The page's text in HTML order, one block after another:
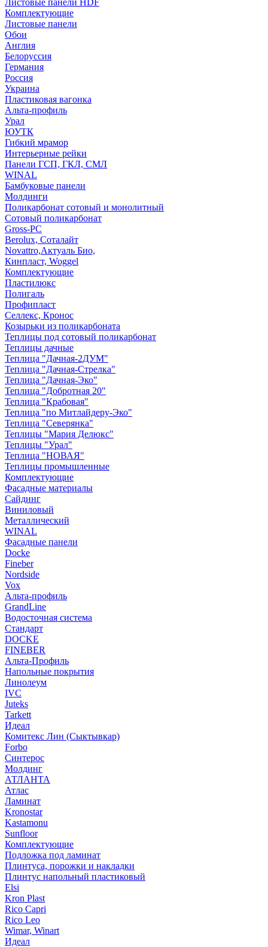
Листовые панели HDF
Комплектующие
Листовые панели
Обои
Англия
Белоруссия
Германия
Россия
Украина
Пластиковая вагонка
Альта-профиль
Урал
ЮУТК
Гибкий мрамор
Интерьерные рейки
Панели ГСП, ГКЛ, СМЛ
WINAL
Бамбуковые панели
Молдинги
Поликарбонат сотовый и монолитный
Сотовый поликарбонат
Gross-PC
Berolux, Соталайт
Novattro,Актуаль Био,
Кинпласт, Woggel
Комплектующие
Пластилюкс
Полигаль
Профипласт
Селлекс, Кронос
Козырьки из поликарбоната
Теплицы под сотовый поликарбонат
Теплицы дачные
Теплица "Дачная-2ДУМ"
Теплица "Дачная-Стрелка"
Теплица "Дачная-Эко"
Теплица "Добротная 20"
Теплица "Крабовая"
Теплица "по Митлайдеру-Эко"
Теплица "Северянка"
Теплицы "Мария Делюкс"
Теплицы "Урал"
Теплица "НОВАЯ"
Теплицы промышленные
Комплектующие
Фасадные материалы
Сайдинг
Виниловый
Металлический
WINAL
Фасадные панели
Docke
Fineber
Nordside
Vox
Альта-профиль
GrandLine
Водосточная система
Стандарт
DOCKE
FINEBER
Альта-Профиль
Напольные покрытия
Линолеум
IVC
Juteks
Tarkett
Идеал
Комитекс Лин (Сыктывкар)
Forbo
Синтерос
Молдинг
АТЛАНТА
Атлас
Ламинат
Kronostar
Kastamonu
Sunfloor
Комплектующие
Подложка под ламинат
Плинтуса, порожки и накладки
Плинтус напольный пластиковый
Elsi
Kron Plast
Rico Capri
Rico Leo
Wimar, Winart
Идеал